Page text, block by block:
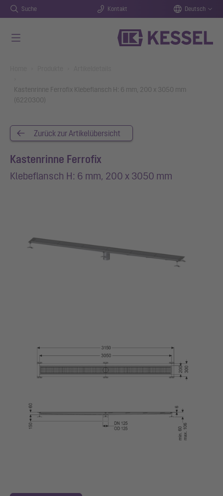
Suche Kontakt Deutsch
Kastenrinne Ferrofix Klebeflansch H: 6 mm, 200 x 3050 mm
(6220300)
Zurück zur Artikelübersicht
Kastenrinne Ferrofix
Klebeflansch H: 6 mm, 200 x 3050 mm